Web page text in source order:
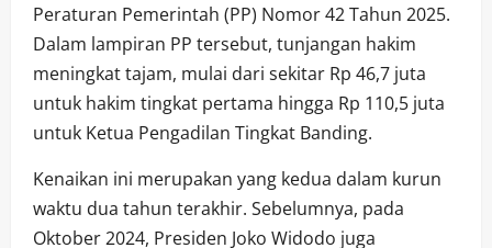
Peraturan Pemerintah (PP) Nomor 42 Tahun 2025.
Dalam lampiran PP tersebut, tunjangan hakim
meningkat tajam, mulai dari sekitar Rp 46,7 juta
untuk hakim tingkat pertama hingga Rp 110,5 juta
untuk Ketua Pengadilan Tingkat Banding.
Kenaikan ini merupakan yang kedua dalam kurun
waktu dua tahun terakhir. Sebelumnya, pada
Oktober 2024, Presiden Joko Widodo juga